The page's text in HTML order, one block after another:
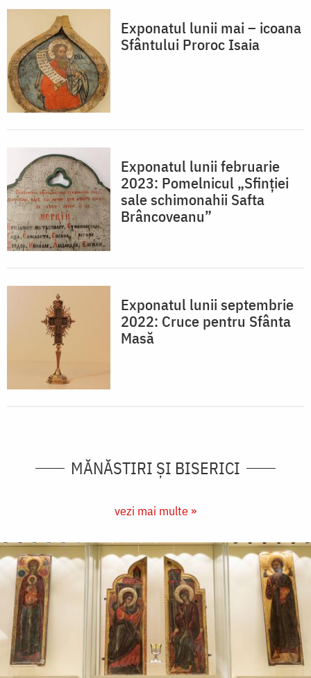
Exponatul lunii mai – icoana
Sfântului Proroc Isaia
Exponatul lunii februarie
2023: Pomelnicul „Sfinției
sale schimonahii Safta
Brâncoveanu”
Exponatul lunii septembrie
2022: Cruce pentru Sfânta
Masă
MĂNĂSTIRI ȘI BISERICI
vezi mai multe »